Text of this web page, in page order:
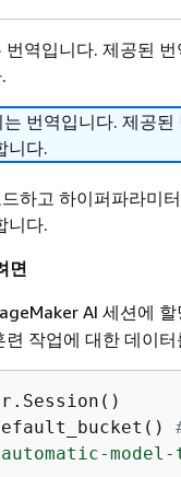
역입니다. 제공된
번역입니다. 제공
니다.
하고 하이퍼파라미
니다.
면
AI 세션에
작업에 대한 데이
automatic-